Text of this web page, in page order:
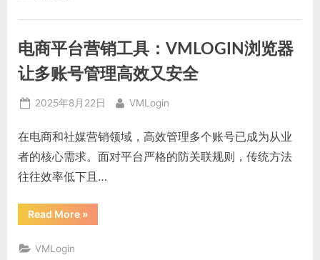
系
VMLOGIN
浏
览
器
高
防
关
账
号
管
电商平台营销工具：VMLOGIN浏览器
让多账号管理高效又安全
Posted
2025年8月22日 By
VMLogin
在电商和社媒营销领域，高效管理多个账号已成为从业
者的核心需求。面对平台严格的防关联规则，传统方法
往往效率低下且…
Read More“电
商
»
VMLogin